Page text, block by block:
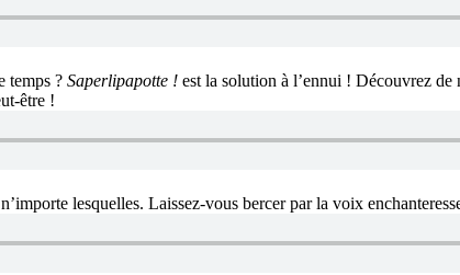
temps ? Saperlipapotte ! est la solution à l’ennui ! Découvrez de
être !
lesquelles. Laissez-vous bercer par la voix